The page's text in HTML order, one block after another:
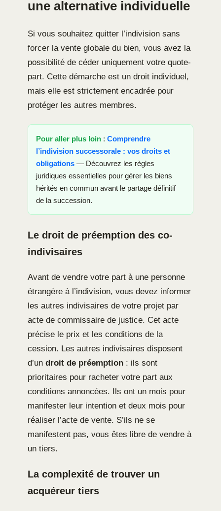
une alternative individuelle
Si vous souhaitez quitter l’indivision sans
forcer la vente globale du bien, vous avez la
possibilité de céder uniquement votre quote-
part. Cette démarche est un droit individuel,
mais elle est strictement encadrée pour
protéger les autres membres.
Pour aller plus loin : Comprendre
l’indivision successorale : vos droits et
obligations — Découvrez les règles
juridiques essentielles pour gérer les biens
hérités en commun avant le partage définitif
de la succession.
Le droit de préemption des co-
indivisaires
Avant de vendre votre part à une personne
étrangère à l’indivision, vous devez informer
les autres indivisaires de votre projet par
acte de commissaire de justice. Cet acte
précise le prix et les conditions de la
cession. Les autres indivisaires disposent
d’un droit de préemption : ils sont
prioritaires pour racheter votre part aux
conditions annoncées. Ils ont un mois pour
manifester leur intention et deux mois pour
réaliser l’acte de vente. S’ils ne se
manifestent pas, vous êtes libre de vendre à
un tiers.
La complexité de trouver un
acquéreur tiers